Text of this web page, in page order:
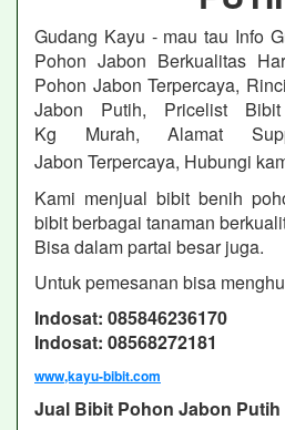
Gudang Kayu - mau tau Info
Pohon Jabon Berkualitas
Pohon Jabon Terpercaya,
Jabon Putih, Pricelist
Kg Murah, Alamat
Jabon Terpercaya, Hubungi
Kami menjual bibit benih
bibit berbagai tanaman
Bisa dalam partai besar juga.
Untuk pemesanan bisa
Indosat: 085846236170
Indosat: 08568272181
www,kayu-bibit.com
Jual Bibit Pohon Jabon